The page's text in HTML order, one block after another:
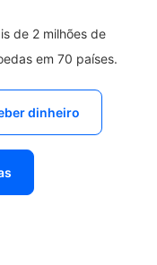
de 2 milhões de
em 70 países.
dinheiro